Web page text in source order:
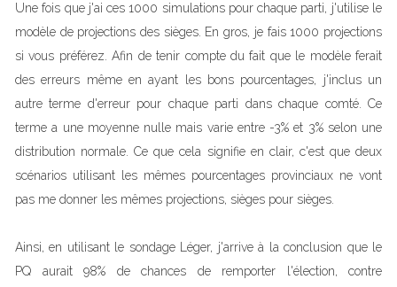
Une fois que j'ai ces 1000 simulations pour chaque parti, j'utilise le
modèle de projections des sièges. En gros, je fais 1000 projections
si vous préférez. Afin de tenir compte du fait que le modèle ferait
des erreurs même en ayant les bons pourcentages, j'inclus un
autre terme d'erreur pour chaque parti dans chaque comté. Ce
terme a une moyenne nulle mais varie entre -3% et 3% selon une
distribution normale. Ce que cela signifie en clair, c'est que deux
scénarios utilisant les mêmes pourcentages provinciaux ne vont
pas me donner les mêmes projections, sièges pour sièges.
Ainsi, en utilisant le sondage Léger, j'arrive à la conclusion que le
PQ aurait 98% de chances de remporter l'élection, contre